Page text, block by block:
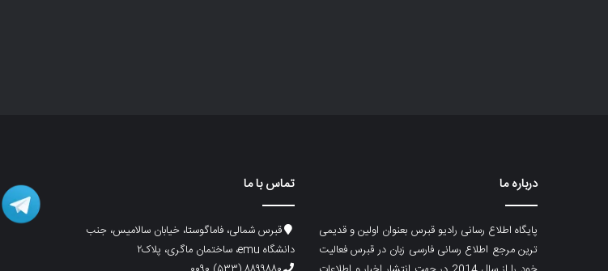
درباره ما
پایگاه اطلاع رسانی رادیو قبرس بعنوان اولین و قدیمی
ترین مرجع اطلاع رسانی فارسی زبان در قبرس فعالیت
تماس با ما
قبرس شمالی، فاماگوستا، خیابان سالامیس، جنب
دانشگاه emu، ساختمان ماگری، پلاک۲